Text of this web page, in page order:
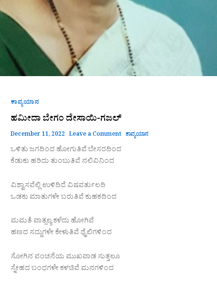
ಕಾವ್ಯಯಾನ
ಹಮೀದಾ ಬೇಗಂ ದೇಸಾಯಿ-ಗಜಲ್
December 11, 2022 Leave a Comment ಕಾವ್ಯಯಾನ
ಒಳಿತು ಜಗದಿಂದ ಹೋಗುತಿವೆ ಬೇಸರದಿಂದ
ಕೆಡುಕು ಹರಿದು ತುಂಬುತಿವೆ ನಲಿವಿನಿಂದ
ವಿಶ್ವಾಸವೆಲ್ಲಿ ಉಳಿದಿದೆ ವಿಷವರ್ತುಲದಿ
ಒಡಕು ಮಾತುಗಳೇ ಬರುತಿವೆ ಕುಹಕದಿಂದ
ಮಮತೆ ವಾತ್ಸಲ್ಯ ಕಳೆದು ಹೋಗಿವೆ
ಹಣದ ಸದ್ದುಗಳೇ ಕೇಳುತಿವೆ ಥೈಲಿಗಳಿಂದ
ಸೋಗಿನ ವಂಚನೆಯ ಮುಖವಾಡ ಸುತ್ತಲೂ
ಸ್ನೇಹದ ಬಂಧಗಳೇ ಕಳಚಿವೆ ಮನಗಳಿಂದ